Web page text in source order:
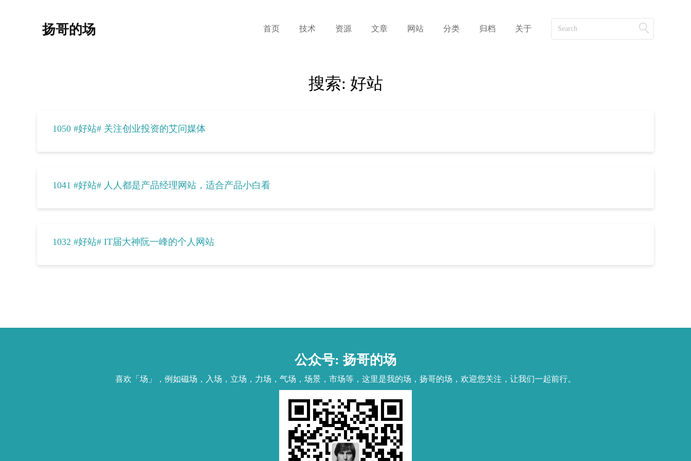
扬哥的场 首页 技术 资源 文章 网站 分类 归档 关于
搜索: 好站
1050 #好站# 关注创业投资的艾问媒体
1041 #好站# 人人都是产品经理网站，适合产品小白看
1032 #好站# IT届大神阮一峰的个人网站
公众号: 扬哥的场
喜欢「场」，例如磁场，入场，立场，力场，气场，场景，市场等，这里是我的场，扬哥的场，欢迎您关注，让我们一起前行。